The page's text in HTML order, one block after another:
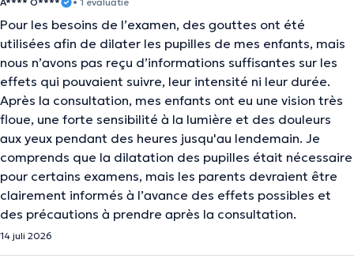
Pour les besoins de l’examen, des gouttes ont été
utilisées afin de dilater les pupilles de mes enfants, mais
nous n’avons pas reçu d’informations suffisantes sur les
effets qui pouvaient suivre, leur intensité ni leur durée.
Après la consultation, mes enfants ont eu une vision très
floue, une forte sensibilité à la lumière et des douleurs
aux yeux pendant des heures jusqu'au lendemain. Je
comprends que la dilatation des pupilles était nécessaire
pour certains examens, mais les parents devraient être
clairement informés à l’avance des effets possibles et
des précautions à prendre après la consultation.
14 juli 2026